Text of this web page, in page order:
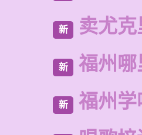
新 卖尤
新 福州哪
新 福州学